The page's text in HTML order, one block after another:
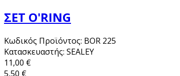
ΣΕΤ O'RING
Κωδικός Προϊόντος: BOR 225
Κατασκευαστής: SEALEY
11,00 €
5,50 €